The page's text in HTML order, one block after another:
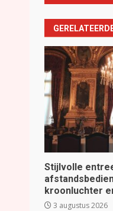
Stijlvolle
kroonluchter
3 augustus 2026